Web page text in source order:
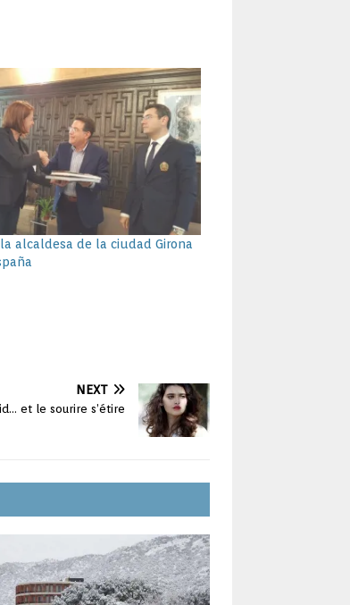
alcaldesa de la ciudad Girona
NEXT
et le sourire s’étire